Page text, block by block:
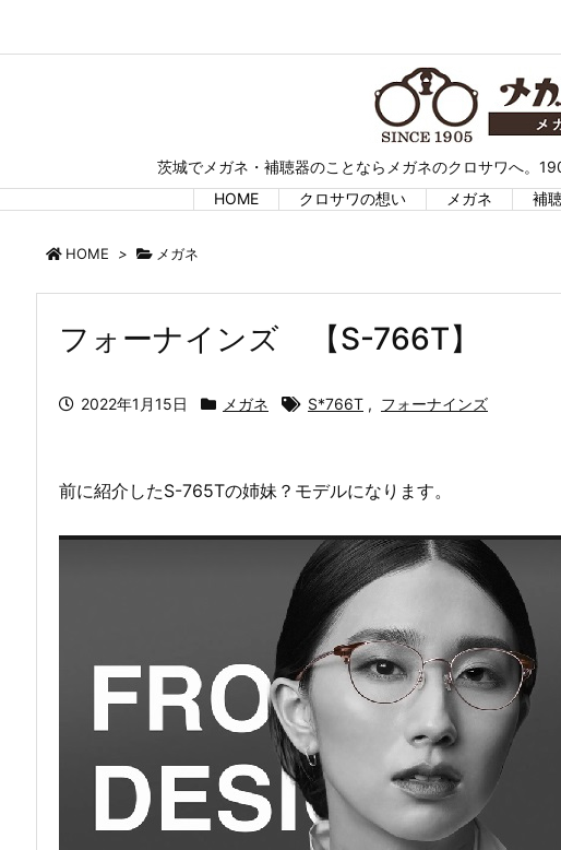
茨城でメガネ・補聴器のことならメガネのクロサワへ。
HOME
クロサワの想い メガネ 補
HOME > メガネ
フォーナインズ 【S-766T】
2022年1月15日 メガネ S*766T , フォーナインズ
前に紹介したS-765Tの姉妹？モデルになります。